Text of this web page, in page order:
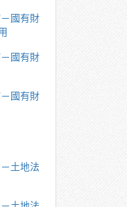
國有財
國有財
國有財
土地法